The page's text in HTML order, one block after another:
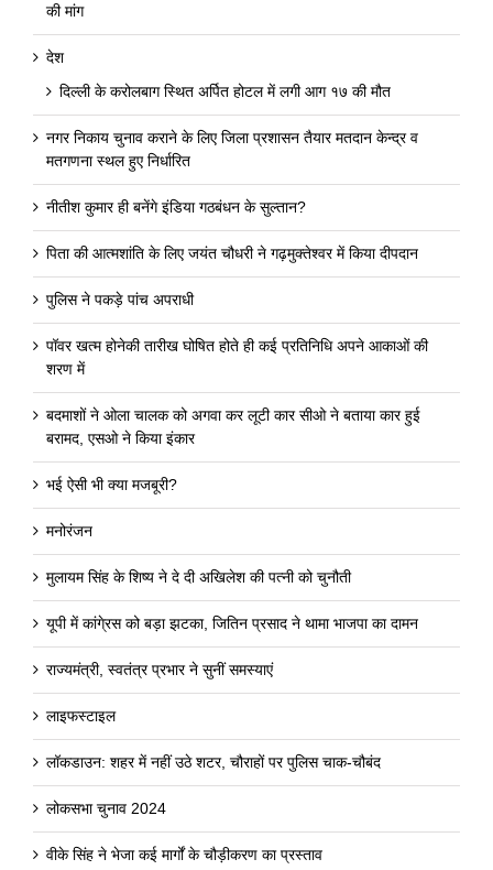
की मांग
देश
दिल्ली के करोलबाग स्थित अर्पित होटल में लगी आग १७ की मौत
नगर निकाय चुनाव कराने के लिए जिला प्रशासन तैयार मतदान केन्द्र व
मतगणना स्थल हुए निर्धारित
नीतीश कुमार ही बनेंगे इंडिया गठबंधन के सुल्तान?
पिता की आत्मशांति के लिए जयंत चौधरी ने गढ़मुक्तेश्वर में किया दीपदान
पुलिस ने पकड़े पांच अपराधी
पॉवर खत्म होनेकी तारीख घोषित होते ही कई प्रतिनिधि अपने आकाओं की
शरण में
बदमाशों ने ओला चालक को अगवा कर लूटी कार सीओ ने बताया कार हुई
बरामद, एसओ ने किया इंकार
भई ऐसी भी क्या मजबूरी?
मनोरंजन
मुलायम सिंह के शिष्य ने दे दी अखिलेश की पत्नी को चुनौती
यूपी में कांगे्रस को बड़ा झटका, जितिन प्रसाद ने थामा भाजपा का दामन
राज्यमंत्री, स्वतंत्र प्रभार ने सुनीं समस्याएं
लाइफस्टाइल
लॉकडाउन: शहर में नहीं उठे शटर, चौराहों पर पुलिस चाक-चौबंद
लोकसभा चुनाव 2024
वीके सिंह ने भेजा कई मार्गों के चौड़ीकरण का प्रस्ताव